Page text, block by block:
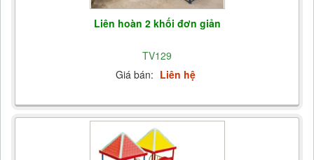
Liên hoàn 2 khối đơn giản
TV129
Giá bán: Liên hệ